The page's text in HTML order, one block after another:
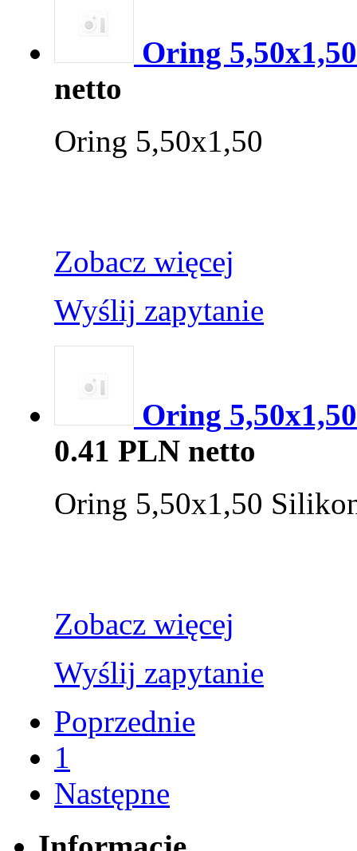
Oring 5,50x1,50
netto
Oring 5,50x1,50
Zobacz więcej
Wyślij zapytanie
Oring
0.41 PLN netto
Oring 5,50x1,50
Zobacz więcej
Wyślij zapytanie
Poprzednie
1
Następne